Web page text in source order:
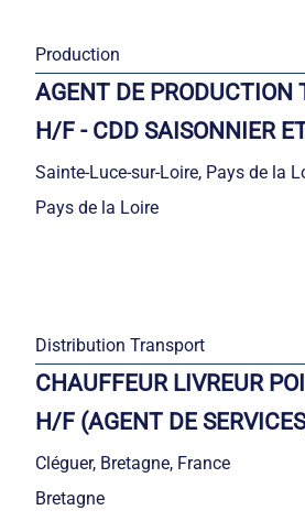
Production
AGENT DE PRODUCTION
H/F - CDD SAISONNIER
Sainte-Luce-sur-Loire, Pays de la
Pays de la Loire
Distribution Transport
CHAUFFEUR LIVREUR
H/F (AGENT DE
Cléguer, Bretagne, France
Bretagne